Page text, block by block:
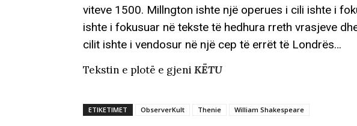
viteve 1500. Millngton ishte një operues i cili ishte i
ishte i fokusuar në tekste të hedhura rreth vrasjeve
cilit ishte i vendosur në një cep të errët të Londrës…
Tekstin e plotë e gjeni KËTU
ETIKETIMET ObserverKult Thenie William Shakespeare